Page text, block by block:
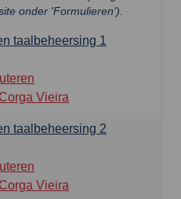
onder 'Formulieren').
taalbeheersing 1
Vieira
taalbeheersing 2
Vieira